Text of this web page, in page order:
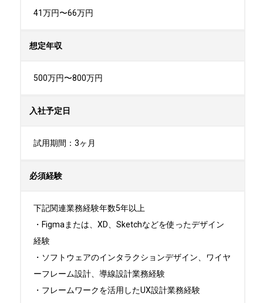
41万円〜66万円
想定年収
500万円〜800万円
入社予定日
試用期間：3ヶ月
必須経験
下記関連業務経験年数5年以上
・Figmaまたは、XD、Sketchなどを使ったデザイン
経験
・ソフトウェアのインタラクションデザイン、ワイヤ
ーフレーム設計、導線設計業務経験
・フレームワークを活用したUX設計業務経験